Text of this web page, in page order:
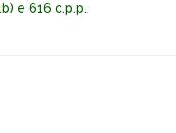
e 616 c.p.p..